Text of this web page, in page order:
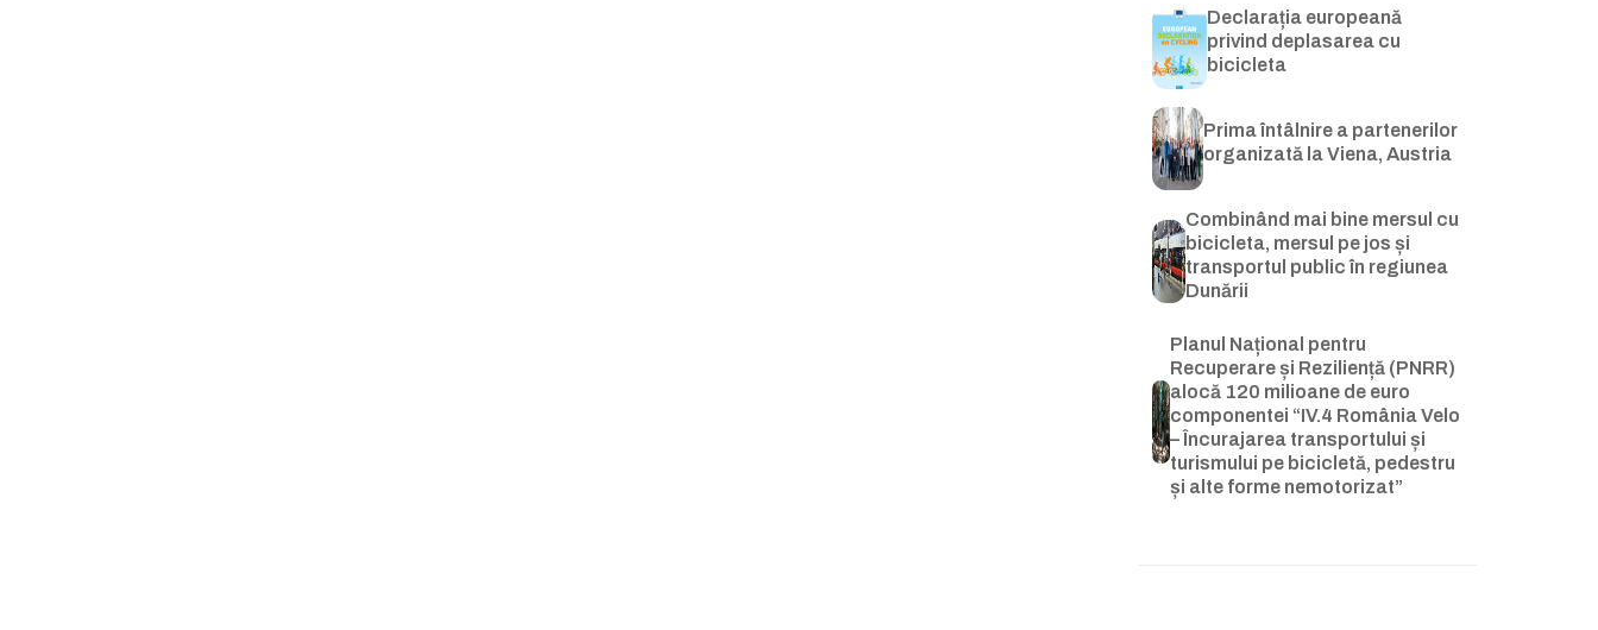
Declarația europeană
privind deplasarea cu
bicicleta
Prima întâlnire a partenerilor
organizată la Viena, Austria
Combinând mai bine mersul cu
bicicleta, mersul pe jos și
transportul public în regiunea
Dunării
Planul Național pentru
Recuperare și Reziliență (PNRR)
alocă 120 milioane de euro
componentei “IV.4 România Velo
– Încurajarea transportului și
turismului pe bicicletă, pedestru
și alte forme nemotorizat”